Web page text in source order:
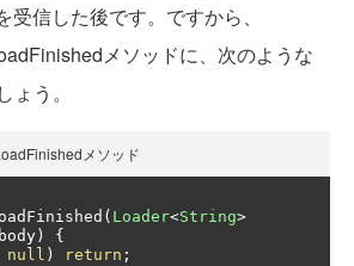
信した後です。ですから、
メソッドに、次のような
う。
メソッド
( Loader<String>
)
{
null ) return ;